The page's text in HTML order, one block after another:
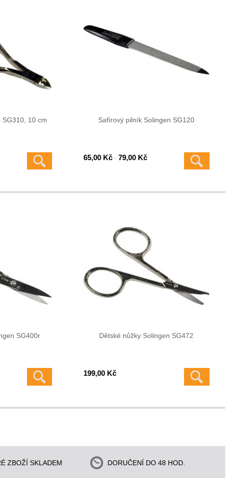
SG310, 10 cm Safírový pilník Solingen SG120
65,00 Kč -79,00 Kč
SG400r Dětské nůžky Solingen SG472
199,00 Kč
ZBOŽÍ SKLADEM DORUČENÍ DO 48 HOD.